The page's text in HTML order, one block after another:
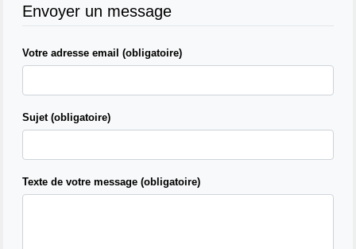
Envoyer un message
Votre adresse email (obligatoire)
Sujet (obligatoire)
Texte de votre message (obligatoire)